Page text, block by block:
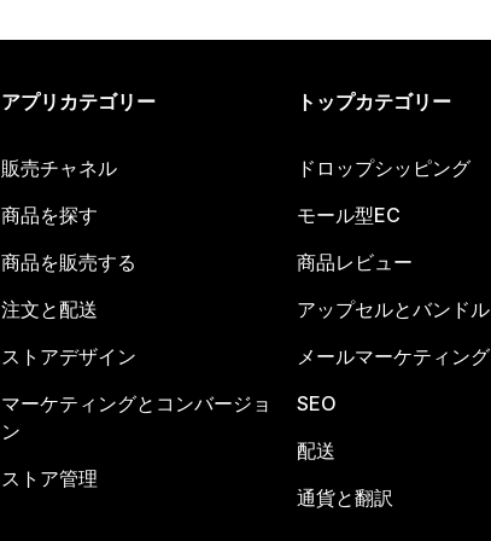
アプリカテゴリー
販売チャネル
商品を探す
商品を販売する
注文と配送
ストアデザイン
マーケティングとコンバージョ
ン
ストア管理
トップカテゴリー
ドロップシッピング
モール型EC
商品レビュー
アップセルとバンドル
メールマーケティング
SEO
配送
通貨と翻訳